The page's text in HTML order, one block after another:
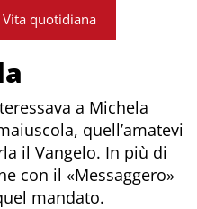
Vita quotidiana
a Michela
quell’amatevi
il Vangelo. In più di
con il «Messaggero»
mandato.